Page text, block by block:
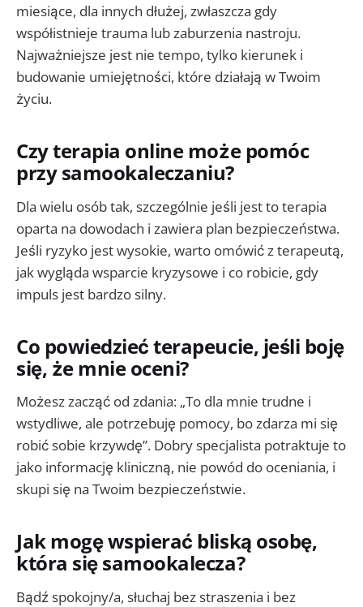
miesiące, dla innych dłużej, zwłaszcza gdy
współistnieje trauma lub zaburzenia nastroju.
Najważniejsze jest nie tempo, tylko kierunek i
budowanie umiejętności, które działają w Twoim
życiu.
Czy terapia online może pomóc
przy samookaleczaniu?
Dla wielu osób tak, szczególnie jeśli jest to terapia
oparta na dowodach i zawiera plan bezpieczeństwa.
Jeśli ryzyko jest wysokie, warto omówić z terapeutą,
jak wygląda wsparcie kryzysowe i co robicie, gdy
impuls jest bardzo silny.
Co powiedzieć terapeucie, jeśli boję
się, że mnie oceni?
Możesz zacząć od zdania: „To dla mnie trudne i
wstydliwe, ale potrzebuję pomocy, bo zdarza mi się
robić sobie krzywdę”. Dobry specjalista potraktuje to
jako informację kliniczną, nie powód do oceniania, i
skupi się na Twoim bezpieczeństwie.
Jak mogę wspierać bliską osobę,
która się samookalecza?
Bądź spokojny/a, słuchaj bez straszenia i bez